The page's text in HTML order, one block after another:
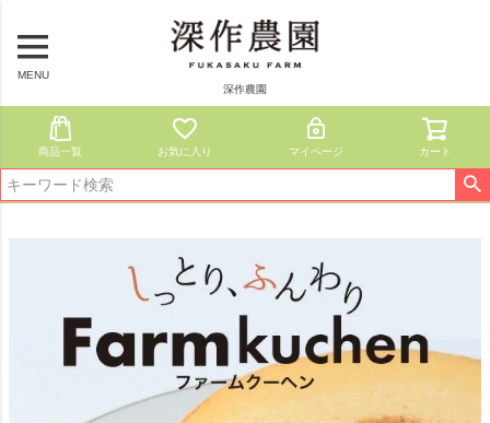
MENU
深作農園
商品一覧 お気に入り マイページ カート